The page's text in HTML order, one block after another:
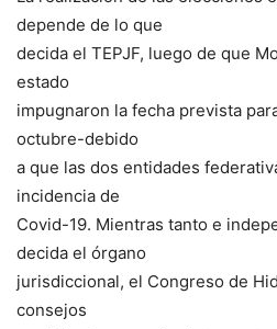
depende de lo que
decida el TEPJF, luego de que
estado
impugnaron la fecha prevista
octubre-debido
a que las dos entidades
incidencia de
Covid-19. Mientras tanto e
decida el órgano
jurisdiccional, el Congreso de
consejos